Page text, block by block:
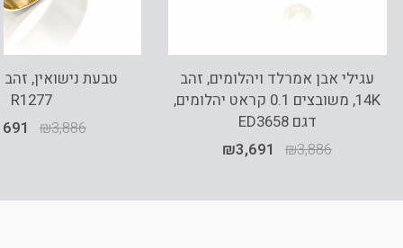
עגילי אבן אמרלד ויהלומים, זהב
14K, משובצים 0.1 קראט יהלומים,
דגם ED3658
₪3,886
₪3,691
R1277
₪3,886